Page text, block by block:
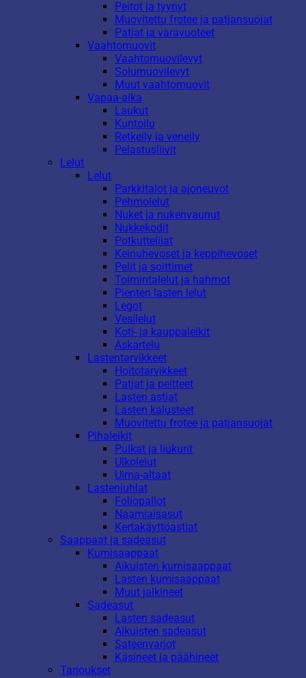
Peitot ja tyynyt
Muovitettu frotee ja patjansuojat
Patjat ja varavuoteet
Vaahtomuovit
Vaahtomuovilevyt
Solumuovilevyt
Muut vaahtomuovit
Vapaa-aika
Laukut
Kuntoilu
Retkeily ja veneily
Pelastusliivit
Lelut
Lelut
Parkkitalot ja ajoneuvot
Pehmolelut
Nuket ja nukenvaunut
Nukkekodit
Potkuttelijat
Keinuhevoset ja keppihevoset
Pelit ja soittimet
Toimintalelut ja hahmot
Pienten lasten lelut
Legot
Vesilelut
Koti- ja kauppaleikit
Askartelu
Lastentarvikkeet
Hoitotarvikkeet
Patjat ja peitteet
Lasten astiat
Lasten kalusteet
Muovitettu frotee ja patjansuojat
Pihaleikit
Pulkat ja liukurit
Ulkolelut
Uima-altaat
Lastenjuhlat
Foliopallot
Naamiaisasut
Kertakäyttöastiat
Saappaat ja sadeasut
Kumisaappaat
Aikuisten kumisaappaat
Lasten kumisaappaat
Muut jalkineet
Sadeasut
Lasten sadeasut
Aikuisten sadeasut
Sateenvarjot
Käsineet ja päähineet
Tarjoukset